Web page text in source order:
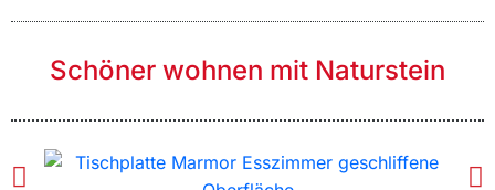
Schöner wohnen mit Naturstein